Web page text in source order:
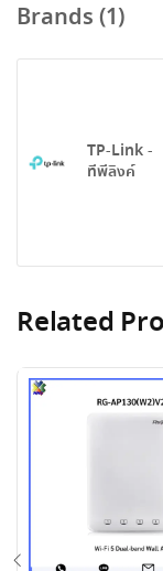
Brands (1)
TP-Link -
ทีพีลิงค์
Related